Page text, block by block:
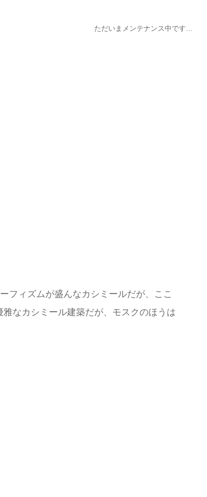
ただいまメンテナンス中です…
フィズムが盛んなカシミールだが、ここ
なカシミール建築だが、モスクのほうは